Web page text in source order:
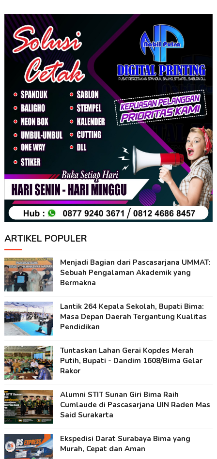
ARTIKEL POPULER
Menjadi Bagian dari Pascasarjana UMMAT:
Sebuah Pengalaman Akademik yang
Bermakna
Lantik 264 Kepala Sekolah, Bupati Bima:
Masa Depan Daerah Tergantung Kualitas
Pendidikan
Tuntaskan Lahan Gerai Kopdes Merah
Putih, Bupati - Dandim 1608/Bima Gelar
Rakor
Alumni STIT Sunan Giri Bima Raih
Cumlaude di Pascasarjana UIN Raden Mas
Said Surakarta
Ekspedisi Darat Surabaya Bima yang
Murah, Cepat dan Aman